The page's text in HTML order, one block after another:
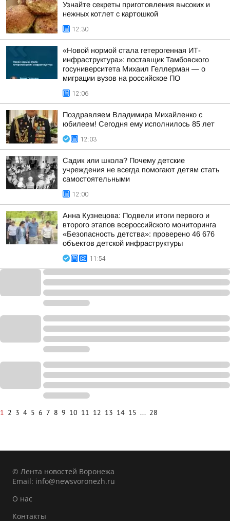
Узнайте секреты приготовления высоких и
нежных котлет с картошкой
12:30
«Новой нормой стала гетерогенная ИТ-
инфраструктура»: поставщик Тамбовского
госуниверситета Михаил Геллерман — о
миграции вузов на российское ПО
12:06
Поздравляем Владимира Михайленко с
юбилеем! Сегодня ему исполнилось 85 лет
12:03
Садик или школа? Почему детские
учреждения не всегда помогают детям стать
самостоятельными
12:00
Анна Кузнецова: Подвели итоги первого и
второго этапов всероссийского мониторинга
«Безопасность детства»: проверено 46 676
объектов детской инфраструктуры
11:54
1 2 3 4 5 6 7 8 9 10 11 12 13 14 15 ... 28
© Лента новостей Воронежа
Email: info@newsvoronezh.ru
О нас
Контакты